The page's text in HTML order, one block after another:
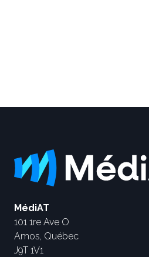
MédiAT
101 1re Ave O
Amos, Québec
J9T 1V1